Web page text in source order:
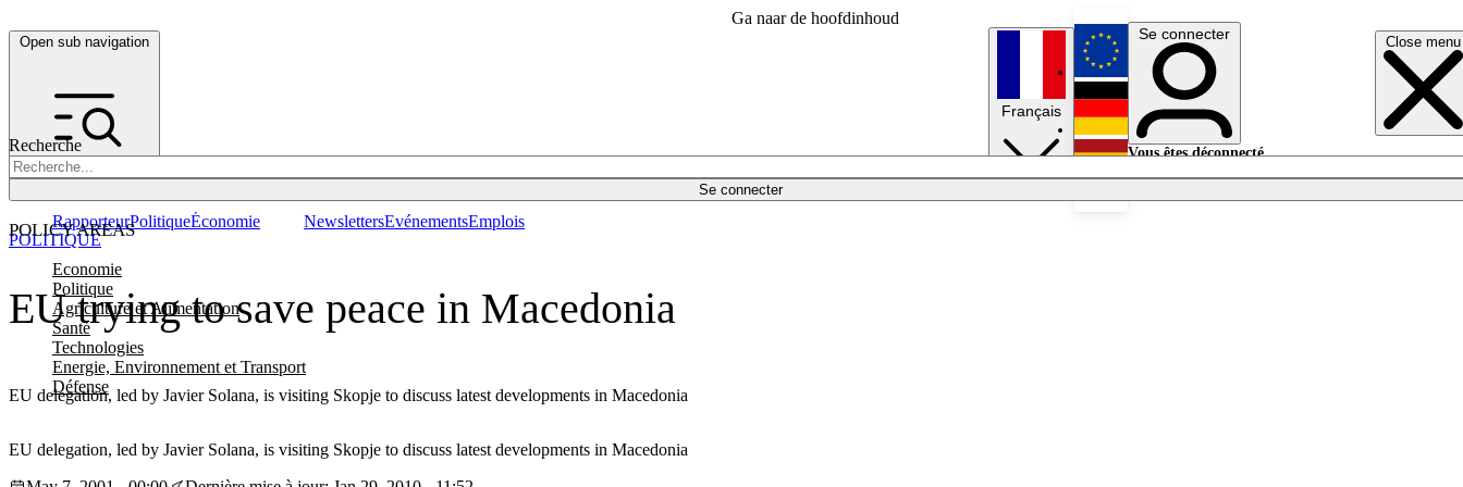
Ga naar de hoofdinhoud
Open sub navigation Close menu
Recherche
Se connecter
POLICY AREAS
Economie
Politique
Agriculture et Alimentation
Santé
Technologies
Energie, Environnement et Transport
Défense
RapporteurPolitiqueÉconomie NewslettersEvénementsEmplois
Français
English
Deutsch
Se connecter
Vous êtes déconnecté.
EU trying to save peace in Macedonia
EU delegation, led by Javier Solana, is visiting Skopje to discuss latest developments in Macedonia
POLITIQUE
EU delegation, led by Javier Solana, is visiting Skopje to discuss latest developments in Macedonia